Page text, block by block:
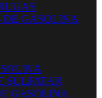
DE GASOLINA
SULFATAR
GASOLINA